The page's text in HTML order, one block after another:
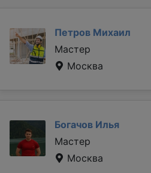
Петров Михаил
Мастер
Москва
Богачов Илья
Мастер
Москва